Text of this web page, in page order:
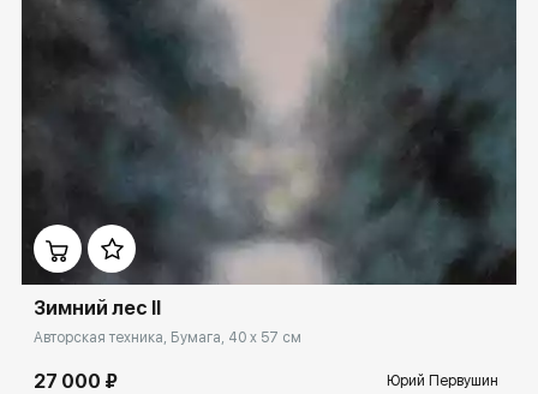
spb.rakovgallery.ru
Зимний лес II
Авторская техника, Бумага, 40 x 57 см
27 000 ₽ Юрий Первушин